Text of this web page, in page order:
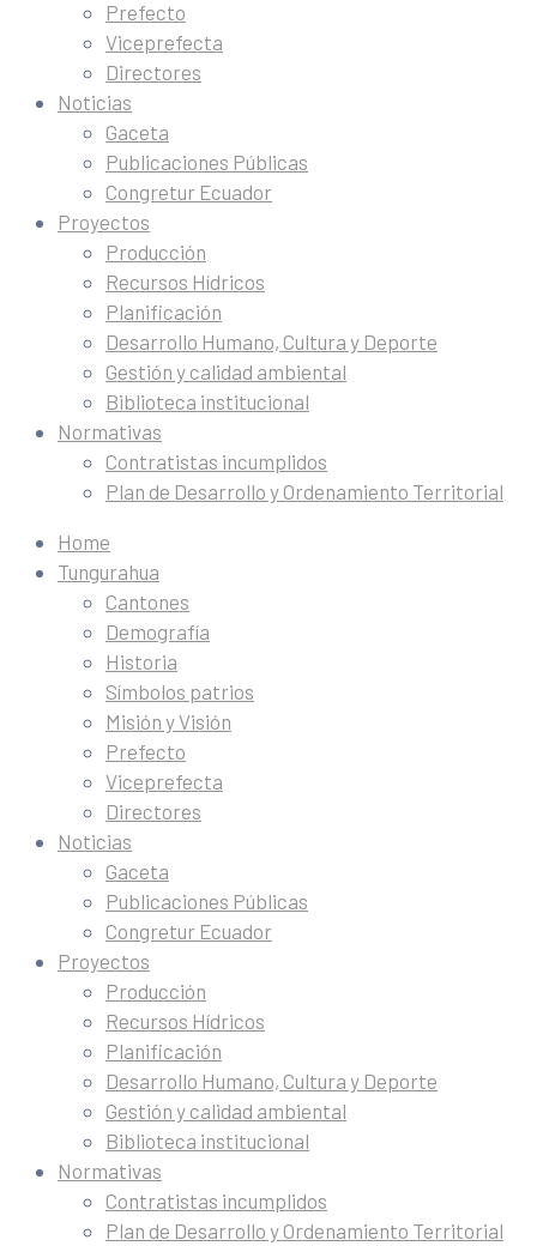
Prefecto
Viceprefecta
Directores
Noticias
Gaceta
Publicaciones Públicas
Congretur Ecuador
Proyectos
Producción
Recursos Hídricos
Planificación
Desarrollo Humano, Cultura y Deporte
Gestión y calidad ambiental
Biblioteca institucional
Normativas
Contratistas incumplidos
Plan de Desarrollo y Ordenamiento Territorial
Home
Tungurahua
Cantones
Demografía
Historia
Símbolos patrios
Misión y Visión
Prefecto
Viceprefecta
Directores
Noticias
Gaceta
Publicaciones Públicas
Congretur Ecuador
Proyectos
Producción
Recursos Hídricos
Planificación
Desarrollo Humano, Cultura y Deporte
Gestión y calidad ambiental
Biblioteca institucional
Normativas
Contratistas incumplidos
Plan de Desarrollo y Ordenamiento Territorial